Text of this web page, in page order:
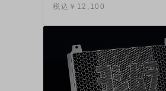
税込￥12,100